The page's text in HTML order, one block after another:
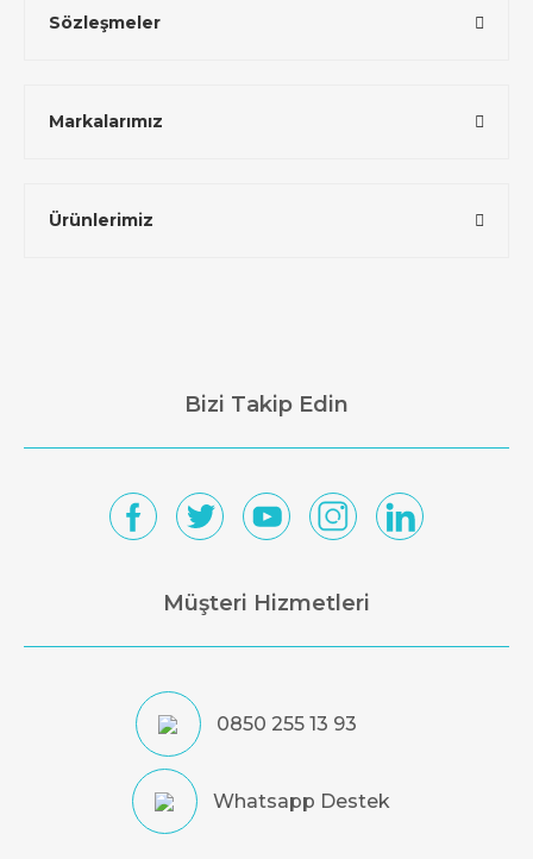
Sözleşmeler
Markalarımız
Ürünlerimiz
Bizi Takip Edin
Müşteri Hizmetleri
0850 255 13 93
Whatsapp Destek